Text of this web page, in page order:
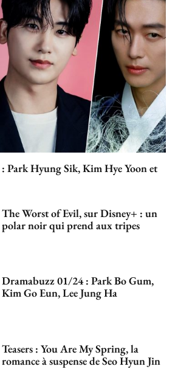
Park Hyung Sik, Kim Hye Yoon et
The Worst of Evil, sur Disney+ : un
polar noir qui prend aux tripes
Dramabuzz 01/24 : Park Bo Gum,
Kim Go Eun, Lee Jung Ha
Teasers : You Are My Spring, la
romance à suspense de Seo Hyun Jin